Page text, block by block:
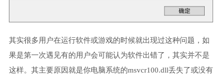
其实很多用户在运行软件或游戏的时候就出现过这种问题，如
果是第一次遇见有的用户会可能认为软件出错了，其实并不是
这样。其主要原因就是你电脑系统的msvcr100.dll丢失了或没有